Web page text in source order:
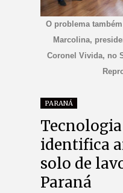
O problema
Marcolina,
Coronel Vivida, no
PARANÁ
Tecnologia
identifica
solo de
Paraná